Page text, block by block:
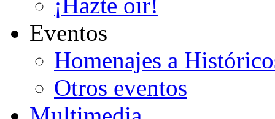
¡Hazte oir!
Eventos
Homenajes a
Otros eventos